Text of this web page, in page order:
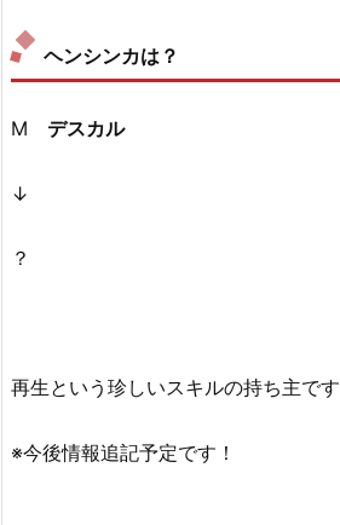
ヘンシンカは？
M デスカル
↓
？
再生という珍しいスキルの持ち主です
※今後情報追記予定です！